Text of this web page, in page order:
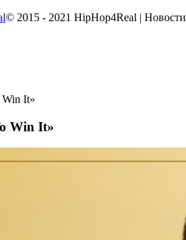
It»
Win It»
© 2015 - 2021 HipHop4Real | Новости